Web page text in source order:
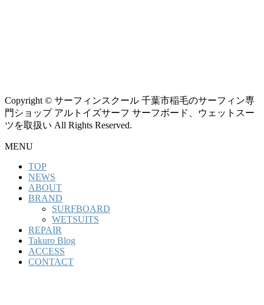
Copyright © サーフィンスクール 千葉市稲毛のサーフィン専
門ショップ アルトイズサーフ サーフボード、ウェットスー
ツを取扱い All Rights Reserved.
MENU
TOP
NEWS
ABOUT
BRAND
SURFBOARD
WETSUITS
REPAIR
Takuro Blog
ACCESS
CONTACT